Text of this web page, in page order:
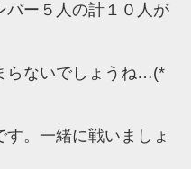
バー５人の計１０人が
らないでしょうね…(*
。一緒に戦いましょ